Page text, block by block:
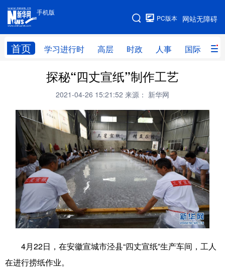
手机版
网站无障碍
PC版本
首页 学习进行时 高层 时政 人事 国际 财
手机版
网站地图
学习进行时 高层 时政
财经 网评
台湾 思客智库 全球连线 教育
科技 科创 量子 体育
文化 书画 健康 军事
访谈 视频 图片 政务
法律 中央文件 金融 汽车
食品 人居 数字经济
学术中国 乡村振兴 银龄 溯源中国
城市
探秘“四丈宣纸”制作工艺
2021-04-26 15:21:52 来源： 新华网
4月22日，在安徽宣城市泾县“四丈宣纸”生产车间，工人
在进行捞纸作业。